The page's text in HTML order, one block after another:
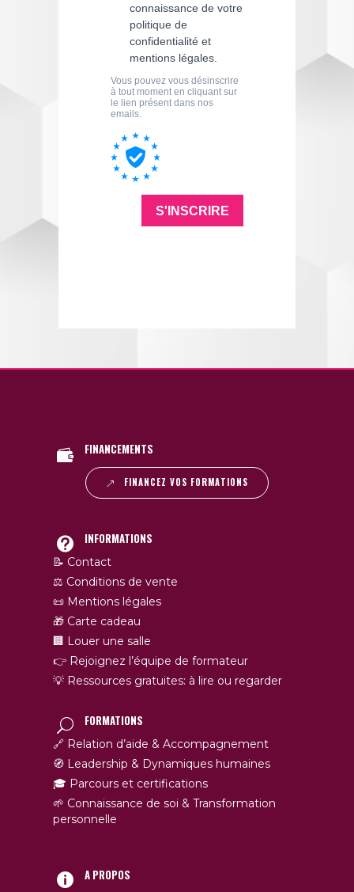
FINANCEMENTS
FINANCEZ VOS FORMATIONS
INFORMATIONS
📝 Contact
⚖️ Conditions de vente
📜 Mentions légales
🎁 Carte cadeau
🏢 Louer une salle
👉 Rejoignez l’équipe de formateur
💡 Ressources gratuites: à lire ou regarder
FORMATIONS
🔗 Relation d’aide & Accompagnement
🧭 Leadership & Dynamiques humaines
🎓 Parcours et certifications
🌱 Connaissance de soi & Transformation
personnelle
A PROPOS